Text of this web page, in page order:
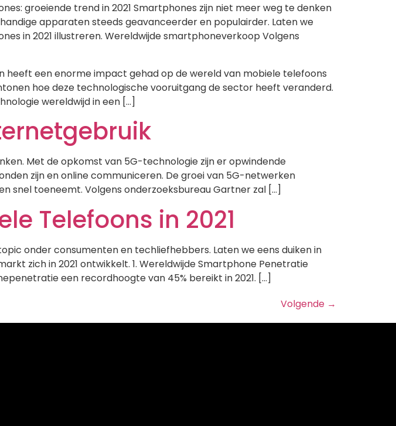
groeiende trend in 2021 Smartphones zijn niet meer weg te denken
apparaten steeds geavanceerder en populairder. Laten we
in 2021 illustreren. Wereldwijde smartphoneverkoop Volgens
een enorme impact gehad op de wereld van mobiele telefoons
hoe deze technologische vooruitgang de sector heeft veranderd.
wereldwijd in een […]
Met de opkomst van 5G-technologie zijn er opwindende
zijn en online communiceren. De groei van 5G-netwerken
snel toeneemt. Volgens onderzoeksbureau Gartner zal […]
Telefoons in 2021
onder consumenten en techliefhebbers. Laten we eens duiken in
zich in 2021 ontwikkelt. 1. Wereldwijde Smartphone Penetratie
een recordhoogte van 45% bereikt in 2021. […]
Volgende →